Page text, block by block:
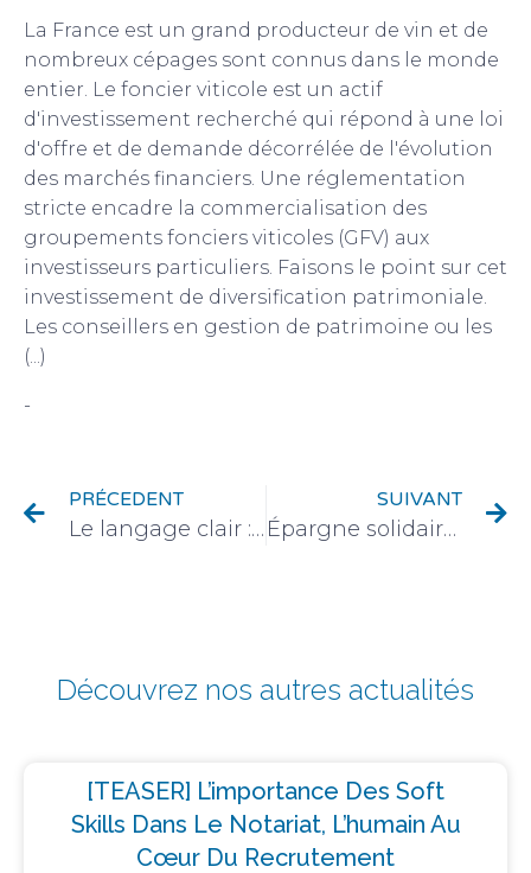
La France est un grand producteur de vin et de
nombreux cépages sont connus dans le monde
entier. Le foncier viticole est un actif
d'investissement recherché qui répond à une loi
d'offre et de demande décorrélée de l'évolution
des marchés financiers. Une réglementation
stricte encadre la commercialisation des
groupements fonciers viticoles (GFV) aux
investisseurs particuliers. Faisons le point sur cet
investissement de diversification patrimoniale.
Les conseillers en gestion de patrimoine ou les
(...)
-
PRÉCEDENT
Le langage clair : un outil important de la relation-client pour les notaires
SUIVANT
Épargne solidaire : les Français investissent-ils responsable ?
Découvrez nos autres actualités
[TEASER] L’importance Des Soft
Skills Dans Le Notariat, L’humain Au
Cœur Du Recrutement